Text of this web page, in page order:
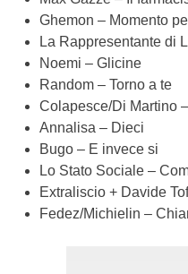
Ghemon – Momento
La Rappresentante di
Noemi – Glicine
Random – Torno a te
Colapesce/Di Martino
Annalisa – Dieci
Bugo – E invece si
Lo Stato Sociale –
Extraliscio + Davide
Fedez/Michielin –